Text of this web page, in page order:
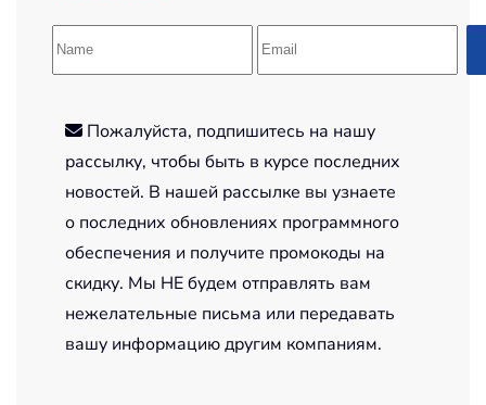
Пожалуйста, подпишитесь на нашу
рассылку, чтобы быть в курсе последних
новостей. В нашей рассылке вы узнаете
о последних обновлениях программного
обеспечения и получите промокоды на
скидку. Мы НЕ будем отправлять вам
нежелательные письма или передавать
вашу информацию другим компаниям.